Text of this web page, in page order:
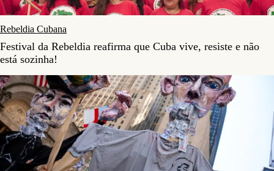
Rebeldia Cubana
Festival da Rebeldia reafirma que Cuba vive, resiste e não
está sozinha!